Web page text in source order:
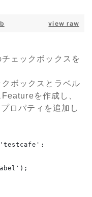
view raw
ェックボックスを
ボックスとラベル
を作成し、
ロパティを追加し